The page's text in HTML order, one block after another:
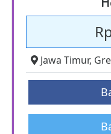
Jawa Timur,